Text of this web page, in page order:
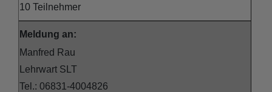
10 Teilnehmer
Meldung an:
Manfred Rau
Lehrwart SLT
Tel.: 06831-4004826